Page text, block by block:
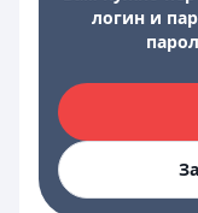
логин и